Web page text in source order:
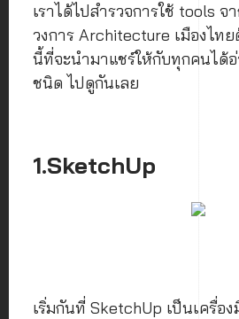
เราได้ไปสำรวจการใช้ tools จ
วงการ Architecture เมืองไท
นี้ที่จะนำมาแชร์ให้กับทุกคนได้
ชนิด ไปดูกันเลย
1.SketchUp
เริ่มกันที่ SketchUp เป็นเครื่อ